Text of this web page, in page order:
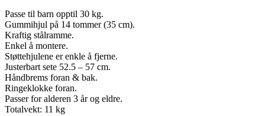
Passe til barn opptil 30 kg.
Gummihjul på 14 tommer (35 cm).
Kraftig stålramme.
Enkel å montere.
Støttehjulene er enkle å fjerne.
Justerbart sete 52.5 – 57 cm.
Håndbrems foran & bak.
Ringeklokke foran.
Passer for alderen 3 år og eldre.
Totalvekt: 11 kg